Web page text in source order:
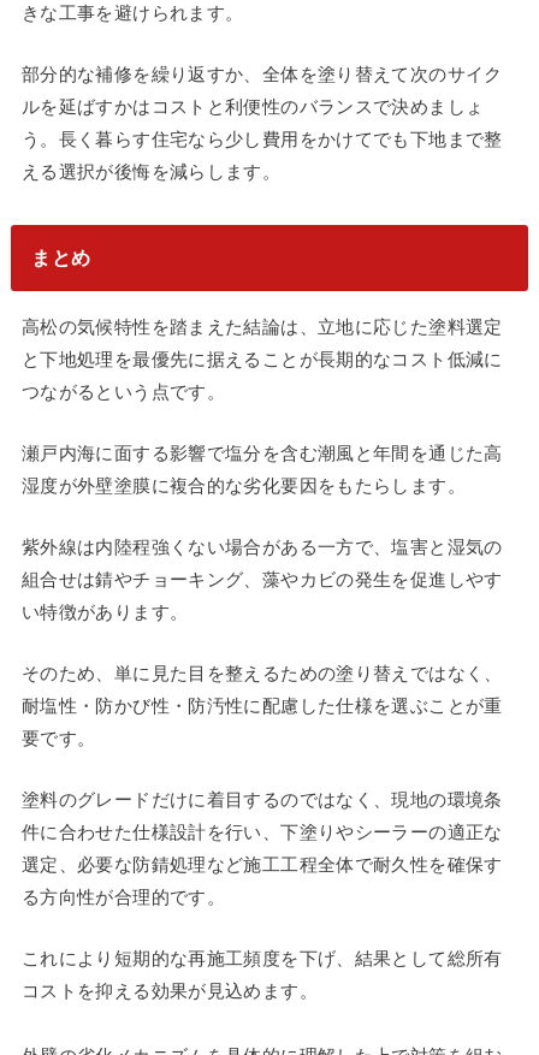
きな工事を避けられます。
部分的な補修を繰り返すか、全体を塗り替えて次のサイク
ルを延ばすかはコストと利便性のバランスで決めましょ
う。長く暮らす住宅なら少し費用をかけてでも下地まで整
える選択が後悔を減らします。
まとめ
高松の気候特性を踏まえた結論は、立地に応じた塗料選定
と下地処理を最優先に据えることが長期的なコスト低減に
つながるという点です。
瀬戸内海に面する影響で塩分を含む潮風と年間を通じた高
湿度が外壁塗膜に複合的な劣化要因をもたらします。
紫外線は内陸程強くない場合がある一方で、塩害と湿気の
組合せは錆やチョーキング、藻やカビの発生を促進しやす
い特徴があります。
そのため、単に見た目を整えるための塗り替えではなく、
耐塩性・防かび性・防汚性に配慮した仕様を選ぶことが重
要です。
塗料のグレードだけに着目するのではなく、現地の環境条
件に合わせた仕様設計を行い、下塗りやシーラーの適正な
選定、必要な防錆処理など施工工程全体で耐久性を確保す
る方向性が合理的です。
これにより短期的な再施工頻度を下げ、結果として総所有
コストを抑える効果が見込めます。